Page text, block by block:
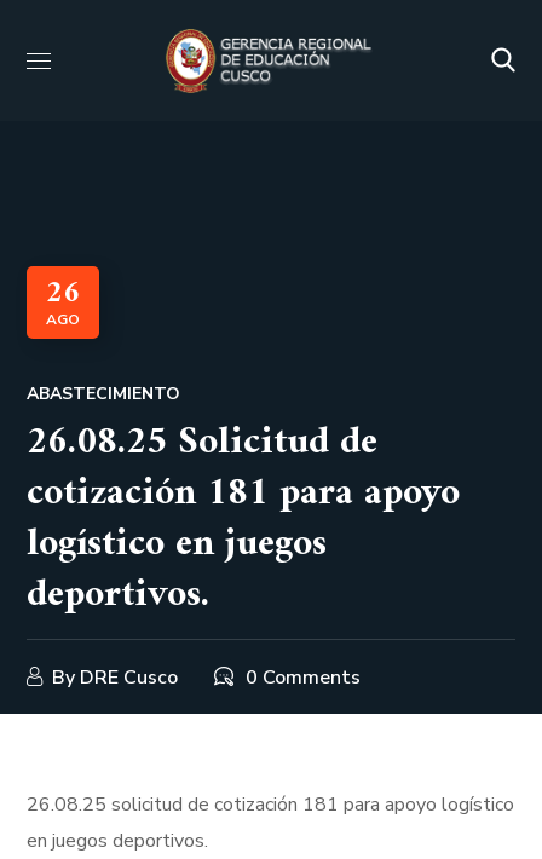
26
AGO
ABASTECIMIENTO
26.08.25 Solicitud de
cotización 181 para apoyo
logístico en juegos
deportivos.
By DRE Cusco 0 Comments
26.08.25 solicitud de cotización 181 para apoyo logístico
en juegos deportivos.